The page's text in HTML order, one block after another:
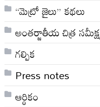
“మెట్రో జైలు” కథలు
అంతర్జాతీయ చిత్ర సమీక్ష
గల్పిక
Press notes
ఆర్ధికం